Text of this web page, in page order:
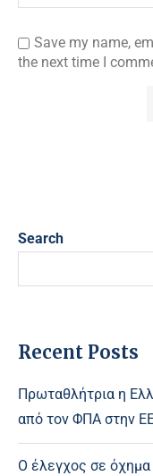
Save my name,
the next time I
Search
Recent Posts
Πρωταθλήτρια η
από τον ΦΠΑ στην
Ο έλεγχος σε